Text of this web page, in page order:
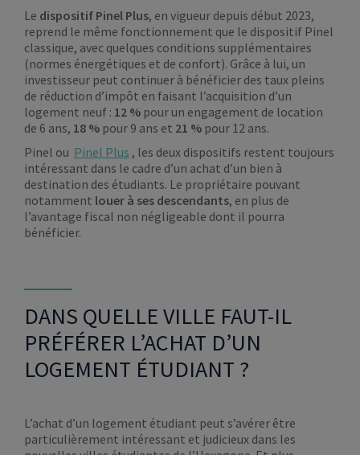
Le dispositif Pinel Plus, en vigueur depuis début 2023,
reprend le même fonctionnement que le dispositif Pinel
classique, avec quelques conditions supplémentaires
(normes énergétiques et de confort). Grâce à lui, un
investisseur peut continuer à bénéficier des taux pleins
de réduction d’impôt en faisant l’acquisition d’un
logement neuf : 12 % pour un engagement de location
de 6 ans, 18 % pour 9 ans et 21 % pour 12 ans.
Pinel ou Pinel Plus , les deux dispositifs restent toujours
intéressant dans le cadre d’un achat d’un bien à
destination des étudiants. Le propriétaire pouvant
notamment louer à ses descendants, en plus de
l’avantage fiscal non négligeable dont il pourra
bénéficier.
DANS QUELLE VILLE FAUT-IL
PRÉFÉRER L’ACHAT D’UN
LOGEMENT ÉTUDIANT ?
L’achat d’un logement étudiant peut s’avérer être
particulièrement intéressant et judicieux dans les